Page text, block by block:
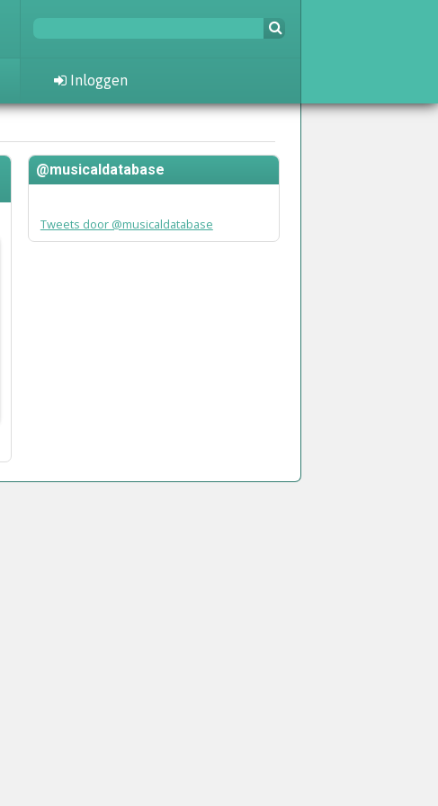
Inloggen
@musicaldatabase
Tweets door @musicaldatabase